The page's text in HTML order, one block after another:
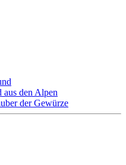
aus den Alpen
der Gewürze